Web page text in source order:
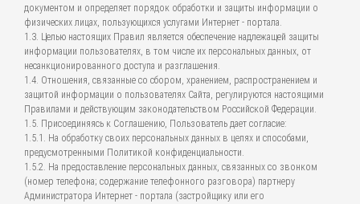
документом и определяет порядок обработки и защиты информации о
физических лицах, пользующихся услугами Интернет - портала.
1.3. Целью настоящих Правил является обеспечение надлежащей защиты
информации пользователях, в том числе их персональных данных, от
несанкционированного доступа и разглашения.
1.4. Отношения, связанные со сбором, хранением, распространением и
защитой информации о пользователях Сайта, регулируются настоящими
Правилами и действующим законодательством Российской Федерации.
1.5. Присоединяясь к Соглашению, Пользователь дает согласие:
1.5.1. На обработку своих персональных данных в целях и способами,
предусмотренными Политикой конфиденциальности.
1.5.2. На предоставление персональных данных, связанных со звонком
(номер телефона; содержание телефонного разговора) партнеру
Администратора Интернет - портала (застройщику или его